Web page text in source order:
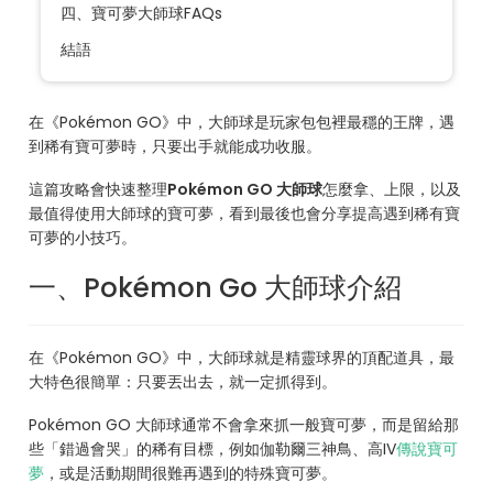
四、寶可夢大師球FAQs
結語
在《Pokémon GO》中，大師球是玩家包包裡最穩的王牌，遇
到稀有寶可夢時，只要出手就能成功收服。
這篇攻略會快速整理Pokémon GO 大師球怎麼拿、上限，以及
最值得使用大師球的寶可夢，看到最後也會分享提高遇到稀有寶
可夢的小技巧。
一、Pokémon Go 大師球介紹
在《Pokémon GO》中，大師球就是精靈球界的頂配道具，最
大特色很簡單：只要丟出去，就一定抓得到。
Pokémon GO 大師球通常不會拿來抓一般寶可夢，而是留給那
些「錯過會哭」的稀有目標，例如伽勒爾三神鳥、高IV傳說寶可
夢 ，或是活動期間很難再遇到的特殊寶可夢。